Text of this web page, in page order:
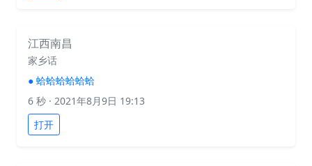
江西南昌
家乡话
● 蛤蛤蛤蛤蛤蛤
6 秒 · 2021年8月9日 19:13
打开